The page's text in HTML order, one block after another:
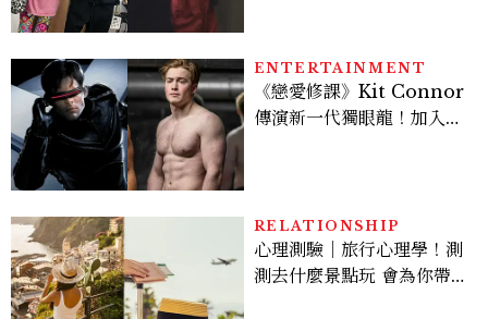
看點懶人包
ENTERTAINMENT
《戀愛修課》Kit Connor
傳演新一代獨眼龍！加入新
RELATIONSHIP
心理測驗｜旅行心理學！測
測去什麼景點玩 會為你帶來